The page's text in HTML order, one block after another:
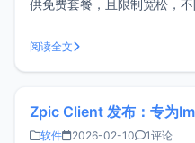
供免费套餐，且限制宽松，
了，为啥还要选择其它海外
费版套餐让博主非常不爽的
阅读全文
软件 2026-02-10 1评论